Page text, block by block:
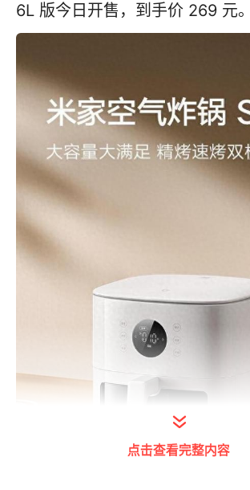
6L 版今日开售，到手价 269 元。
点击查看完整内容